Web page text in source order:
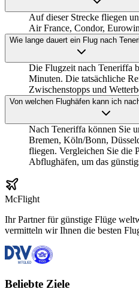
Auf dieser Strecke fliegen
Air France, Condor,
Wie lange dauert ein Flug nach
Die Flugzeit nach Teneriffa
Minuten. Die tatsächliche
Zwischenstopps und
Von welchen Flughäfen kann ich
Nach Teneriffa können Sie
Bremen, Köln/Bonn,
fliegen. Vergleichen Sie die
Abflughäfen, um das
McFlight
Ihr Partner für günstige Flüge
vermitteln wir Ihnen die besten
Beliebte Ziele